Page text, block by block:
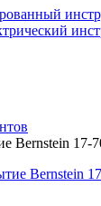
Bernstein 17-